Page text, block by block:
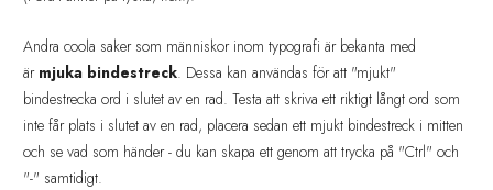
Andra coola saker som människor inom typografi är bekanta med
är mjuka bindestreck. Dessa kan användas för att "mjukt"
bindestrecka ord i slutet av en rad. Testa att skriva ett riktigt långt ord som
inte får plats i slutet av en rad, placera sedan ett mjukt bindestreck i mitten
och se vad som händer - du kan skapa ett genom att trycka på "Ctrl" och
"-" samtidigt.